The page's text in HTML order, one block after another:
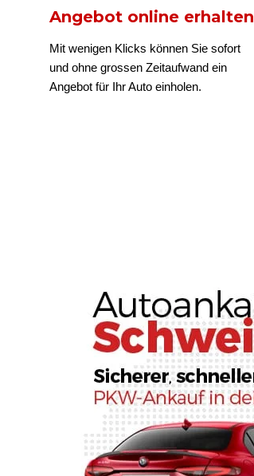
Angebot online erhalten
Mit wenigen Klicks können Sie sofort
und ohne grossen Zeitaufwand ein
Angebot für Ihr Auto einholen.